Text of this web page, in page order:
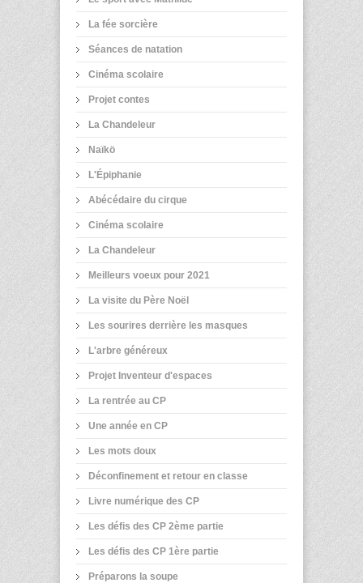
La fée sorcière
Séances de natation
Cinéma scolaire
Projet contes
La Chandeleur
Naïkö
L'Épiphanie
Abécédaire du cirque
Cinéma scolaire
La Chandeleur
Meilleurs voeux pour 2021
La visite du Père Noël
Les sourires derrière les masques
L'arbre généreux
Projet Inventeur d'espaces
La rentrée au CP
Une année en CP
Les mots doux
Déconfinement et retour en classe
Livre numérique des CP
Les défis des CP 2ème partie
Les défis des CP 1ère partie
Préparons la soupe